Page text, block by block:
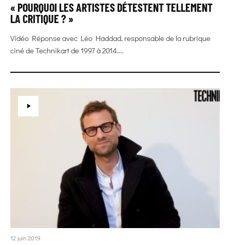
« POURQUOI LES ARTISTES DÉTESTENT TELLEMENT
LA CRITIQUE ? »
Vidéo Réponse avec Léo Haddad, responsable de la rubrique
ciné de Technikart de 1997 à 2014....
12 juin 2019